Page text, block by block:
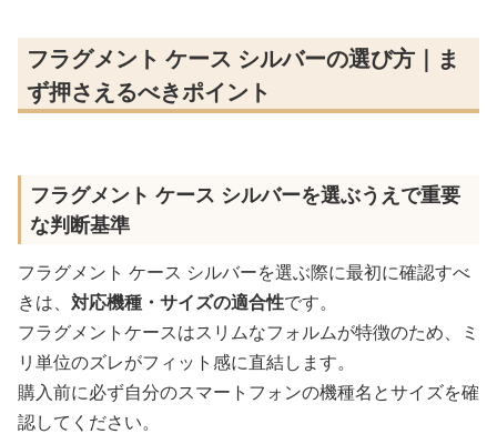
フラグメント ケース シルバーの選び方｜ま
ず押さえるべきポイント
フラグメント ケース シルバーを選ぶうえで重要
な判断基準
フラグメント ケース シルバーを選ぶ際に最初に確認すべ
きは、 対応機種・サイズの適合性です。
フラグメントケースはスリムなフォルムが特徴のため、ミ
リ単位のズレがフィット感に直結します。
購入前に必ず自分のスマートフォンの機種名とサイズを確
認してください。